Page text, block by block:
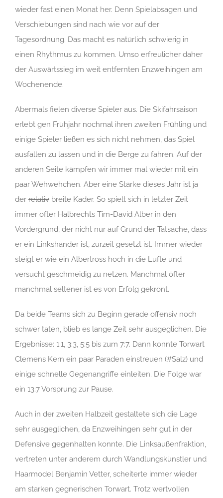
wieder fast einen Monat her. Denn Spielabsagen und
Verschiebungen sind nach wie vor auf der
Tagesordnung. Das macht es natürlich schwierig in
einen Rhythmus zu kommen. Umso erfreulicher daher
der Auswärtssieg im weit entfernten Enzweihingen am
Wochenende.
Abermals fielen diverse Spieler aus. Die Skifahrsaison
erlebt gen Frühjahr nochmal ihren zweiten Frühling und
einige Spieler ließen es sich nicht nehmen, das Spiel
ausfallen zu lassen und in die Berge zu fahren. Auf der
anderen Seite kämpfen wir immer mal wieder mit ein
paar Wehwehchen. Aber eine Stärke dieses Jahr ist ja
der relativbreite Kader. So spielt sich in letzter Zeit
immer öfter Halbrechts Tim-David Alber in den
Vordergrund, der nicht nur auf Grund der Tatsache, dass
er ein Linkshänder ist, zurzeit gesetzt ist. Immer wieder
steigt er wie ein Albertross hoch in die Lüfte und
versucht geschmeidig zu netzen. Manchmal öfter
manchmal seltener ist es von Erfolg gekrönt.
Da beide Teams sich zu Beginn gerade offensiv noch
schwer taten, blieb es lange Zeit sehr ausgeglichen. Die
Ergebnisse: 1:1, 3:3, 5:5 bis zum 7:7. Dann konnte Torwart
Clemens Kern ein paar Paraden einstreuen (#Salz) und
einige schnelle Gegenangriffe einleiten. Die Folge war
ein 13:7 Vorsprung zur Pause.
Auch in der zweiten Halbzeit gestaltete sich die Lage
sehr ausgeglichen, da Enzweihingen sehr gut in der
Defensive gegenhalten konnte. Die Linksaußenfraktion,
vertreten unter anderem durch Wandlungskünstler und
Haarmodel Benjamin Vetter, scheiterte immer wieder
am starken gegnerischen Torwart. Trotz wertvollen